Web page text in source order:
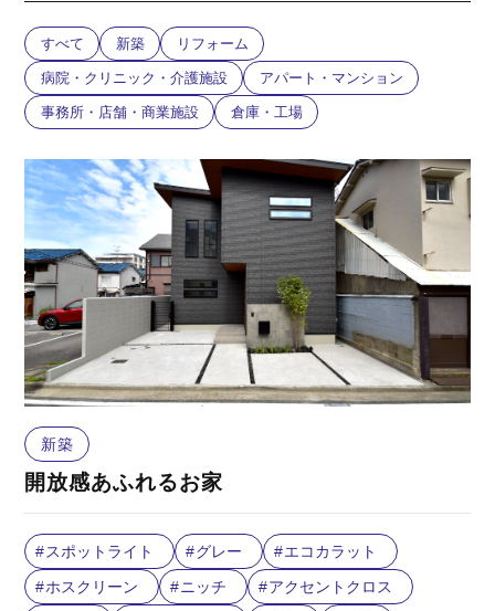
すべて 新築 リフォーム
病院・クリニック・介護施設 アパート・マンション
事務所・店舗・商業施設 倉庫・工場
新築
開放感あふれるお家
スポットライト グレー
エコカラット
ホスクリーン
ニッチ
アクセントクロス